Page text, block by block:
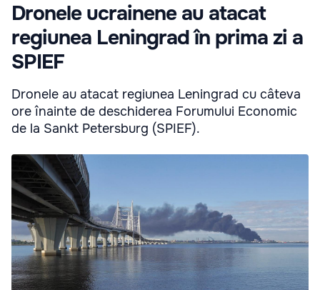
Dronele ucrainene au atacat
regiunea Leningrad în prima zi a
SPIEF
Dronele au atacat regiunea Leningrad cu câteva
ore înainte de deschiderea Forumului Economic
de la Sankt Petersburg (SPIEF).